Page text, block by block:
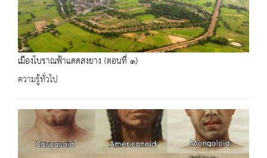
เมืองโบราณฟ้าแดดสงยาง (ตอนที่ ๑)
ความรู้ทั่วไป